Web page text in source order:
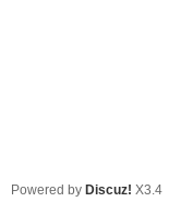
Powered by Discuz! X3.4